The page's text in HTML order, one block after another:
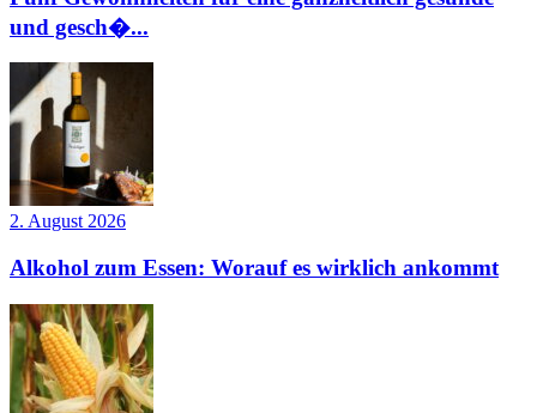
und gesch�...
2. August 2026
Alkohol zum Essen: Worauf es wirklich ankommt